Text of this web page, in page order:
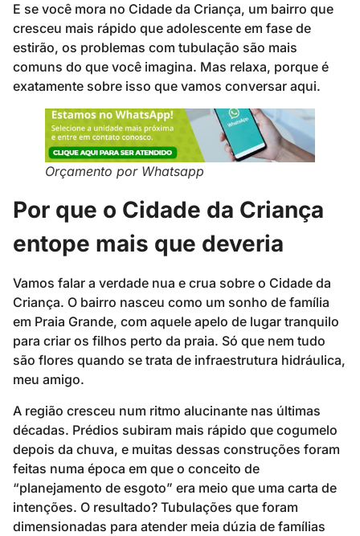
E se você mora no Cidade da Criança, um bairro que
cresceu mais rápido que adolescente em fase de
estirão, os problemas com tubulação são mais
comuns do que você imagina. Mas relaxa, porque é
exatamente sobre isso que vamos conversar aqui.
Orçamento por Whatsapp
Por que o Cidade da Criança
entope mais que deveria
Vamos falar a verdade nua e crua sobre o Cidade da
Criança. O bairro nasceu como um sonho de família
em Praia Grande, com aquele apelo de lugar tranquilo
para criar os filhos perto da praia. Só que nem tudo
são flores quando se trata de infraestrutura hidráulica,
meu amigo.
A região cresceu num ritmo alucinante nas últimas
décadas. Prédios subiram mais rápido que cogumelo
depois da chuva, e muitas dessas construções foram
feitas numa época em que o conceito de
“planejamento de esgoto” era meio que uma carta de
intenções. O resultado? Tubulações que foram
dimensionadas para atender meia dúzia de famílias